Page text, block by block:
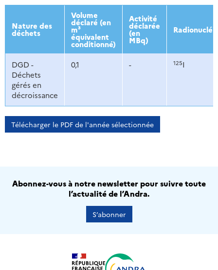
2013 2014 2015 2016
Nature des
déchets
Volume
déclaré (en
m³
équivalent
conditionné)
Activité
déclarée
(en
MBq)
DGD -
Déchets
gérés en
décroissance
0,1 - 125I
Télécharger le PDF de l'année sélectionnée
Abonnez-vous à notre newsletter pour suivre toute
l’actualité de l’Andra.
S’abonner